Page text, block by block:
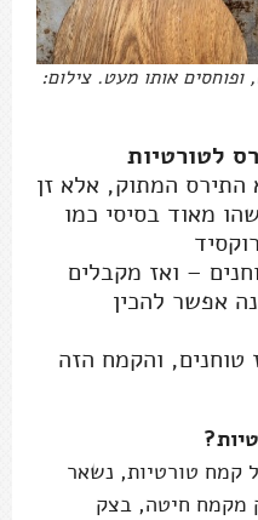
אותו מעט. צילום:
לטורטיות
התירס המתוק, אלא זן
מאוד בסיסי כמו
– ואז מקבלים
אפשר להכין
טוחנים, והקמח הזה
קמח טורטיות, נשאר
מקמח חיטה, בצק